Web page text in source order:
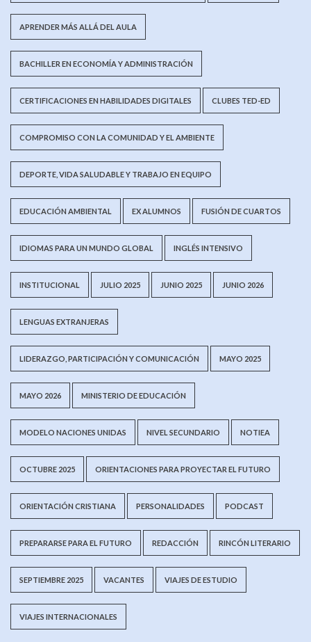
APRENDER MÁS ALLÁ DEL AULA
BACHILLER EN ECONOMÍA Y ADMINISTRACIÓN
CERTIFICACIONES EN HABILIDADES DIGITALES CLUBES TED-ED
COMPROMISO CON LA COMUNIDAD Y EL AMBIENTE
DEPORTE, VIDA SALUDABLE Y TRABAJO EN EQUIPO
EDUCACIÓN AMBIENTAL EX ALUMNOS FUSIÓN DE CUARTOS
IDIOMAS PARA UN MUNDO GLOBAL INGLÉS INTENSIVO
INSTITUCIONAL JULIO 2025 JUNIO 2025 JUNIO 2026
LENGUAS EXTRANJERAS
LIDERAZGO, PARTICIPACIÓN Y COMUNICACIÓN MAYO 2025
MAYO 2026 MINISTERIO DE EDUCACIÓN
MODELO NACIONES UNIDAS NIVEL SECUNDARIO NOTIEA
OCTUBRE 2025 ORIENTACIONES PARA PROYECTAR EL FUTURO
ORIENTACIÓN CRISTIANA PERSONALIDADES PODCAST
PREPARARSE PARA EL FUTURO REDACCIÓN RINCÓN LITERARIO
SEPTIEMBRE 2025 VACANTES VIAJES DE ESTUDIO
VIAJES INTERNACIONALES